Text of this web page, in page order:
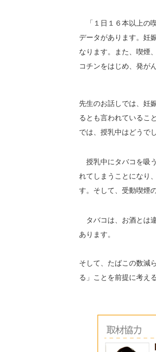
「１日１６本以上の
データがあります。妊
なります。また、喫煙
コチンをはじめ、発が
先生のお話しでは、妊
るとも言われているこ
では、授乳中はどうで
授乳中にタバコを吸
れてしまうことになり
す。そして、受動喫煙
タバコは、お酒とは
あります。
そして、たばこの数減
る」ことを前提に考え